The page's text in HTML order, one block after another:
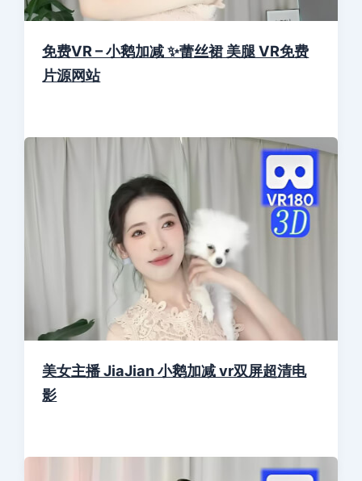
免费VR – 小鹅加减 ✨蕾丝裙 美腿 VR免费
片源网站
美女主播 JiaJian 小鹅加减 vr双屏超清电
影